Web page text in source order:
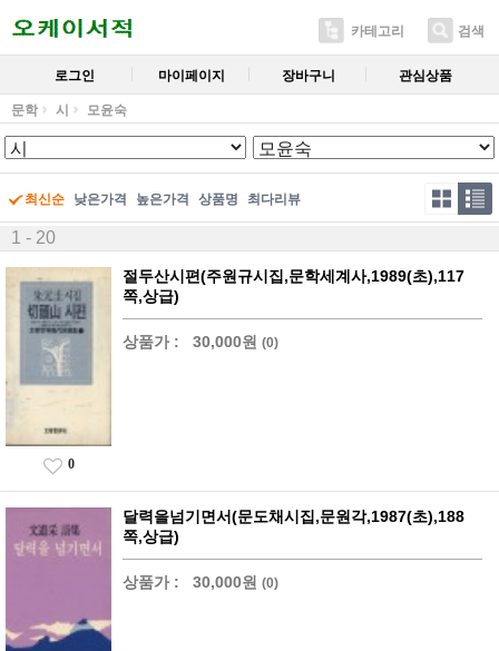
카테고리 검색
로그인 마이페이지 장바구니 관심상품
문학 시 모윤숙
최신순 낮은가격 높은가격 상품명 최다리뷰
1 - 20
절두산시편(주원규시집,문학세계사,1989(초),117
쪽,상급)
상품가 : 30,000원 (0)
0
달력을넘기면서(문도채시집,문원각,1987(초),188
쪽,상급)
상품가 : 30,000원 (0)